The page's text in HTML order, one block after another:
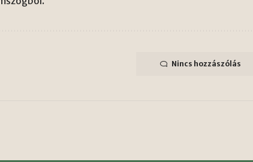
Nincs hozzászólás